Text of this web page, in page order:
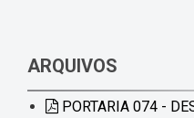
ARQUIVOS
PORTARIA 074 -